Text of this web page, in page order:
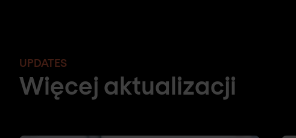
UPDATES
Więcej aktualizacji